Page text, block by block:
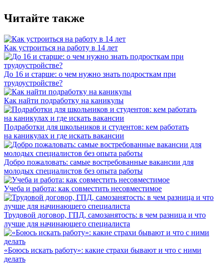
Читайте также
Как устроиться на работу в 14 лет
До 16 и старше: о чем нужно знать подросткам при
трудоустройстве?
Как найти подработку на каникулы
Подработки для школьников и студентов: кем работать
на каникулах и где искать вакансии
Добро пожаловать: самые востребованные вакансии для
молодых специалистов без опыта работы
Учеба и работа: как совместить несовместимое
Трудовой договор, ГПД, самозанятость: в чем разница и что
лучше для начинающего специалиста
«Боюсь искать работу»: какие страхи бывают и что с ними
делать